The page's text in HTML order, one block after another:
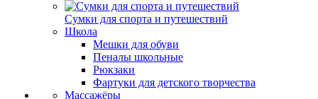
Сумки для спорта и путешествий
Школа
Мешки для обуви
Пеналы школьные
Рюкзаки
Фартуки для детского творчества
Массажёры